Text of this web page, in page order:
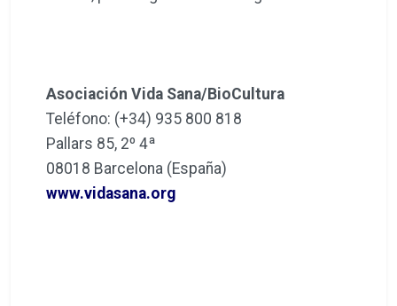
Asociación Vida Sana/BioCultura
Teléfono: (+34) 935 800 818
Pallars 85, 2º 4ª
08018 Barcelona (España)
www.vidasana.org